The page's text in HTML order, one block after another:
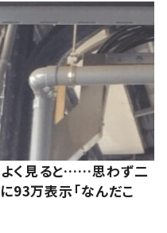
く見ると……思わず二
93万表示「なんだこ